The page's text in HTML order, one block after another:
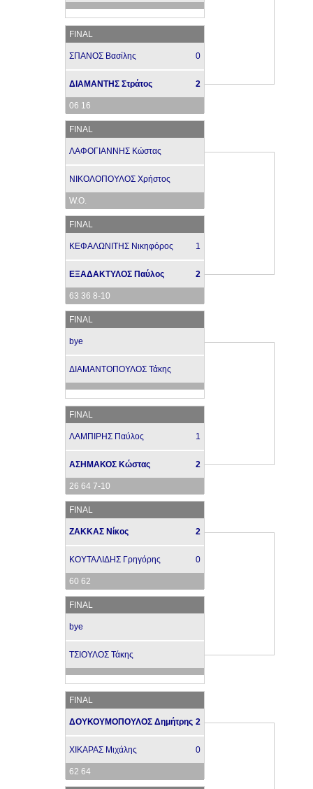
FINAL
ΣΠΑΝΟΣ Βασίλης 0
ΔΙΑΜΑΝΤΗΣ Στράτος 2
06 16
FINAL
ΛΑΦΟΓΙΑΝΝΗΣ Κώστας
ΝΙΚΟΛΟΠΟΥΛΟΣ Χρήστος
W.O.
FINAL
ΚΕΦΑΛΩΝΙΤΗΣ Νικηφόρος 1
ΕΞΑΔΑΚΤΥΛΟΣ Παύλος 2
63 36 8-10
FINAL
bye
ΔΙΑΜΑΝΤΟΠΟΥΛΟΣ Τάκης
FINAL
ΛΑΜΠΙΡΗΣ Παύλος 1
ΑΣΗΜΑΚΟΣ Κώστας 2
26 64 7-10
FINAL
ΖΑΚΚΑΣ Νίκος 2
ΚΟΥΤΑΛΙΔΗΣ Γρηγόρης 0
60 62
FINAL
bye
ΤΣΙΟΥΛΟΣ Τάκης
FINAL
ΔΟΥΚΟΥΜΟΠΟΥΛΟΣ Δημήτρης 2
ΧΙΚΑΡΑΣ Μιχάλης 0
62 64